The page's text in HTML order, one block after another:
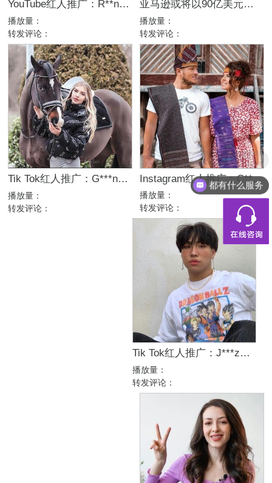
YouTube红人推广：R**n｜印度 生活
播放量：
转发评论：
亚马逊或将以90亿美元收购米高梅影城
播放量：
转发评论：
Tik Tok红人推广：G***n｜德国 运动
播放量：
转发评论：
Instagram红人推广：С***k｜俄罗斯 旅游
播放量：
转发评论：
Tik Tok红人推广：J***z｜加拿大 时尚
播放量：
转发评论：
都有什么服务